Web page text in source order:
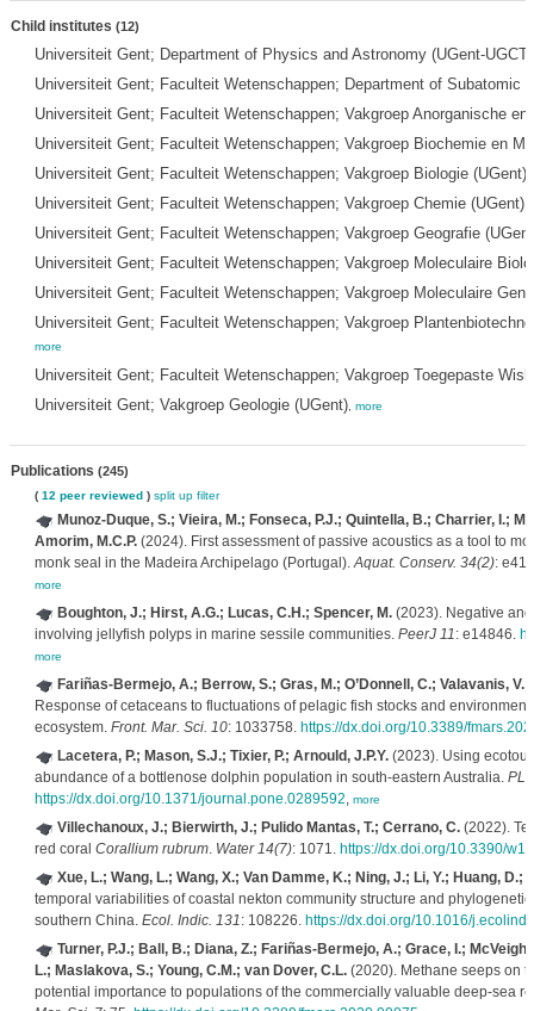
Child institutes (12)
Universiteit Gent; Department of Physics and Astronomy (UGent-UGCT)
Universiteit Gent; Faculteit Wetenschappen; Department of Subatomic
Universiteit Gent; Faculteit Wetenschappen; Vakgroep Anorganische
Universiteit Gent; Faculteit Wetenschappen; Vakgroep Biochemie en
Universiteit Gent; Faculteit Wetenschappen; Vakgroep Biologie (UGent)
Universiteit Gent; Faculteit Wetenschappen; Vakgroep Chemie (UGent),
Universiteit Gent; Faculteit Wetenschappen; Vakgroep Geografie
Universiteit Gent; Faculteit Wetenschappen; Vakgroep Moleculaire
Universiteit Gent; Faculteit Wetenschappen; Vakgroep Moleculaire
Universiteit Gent; Faculteit Wetenschappen; Vakgroep
more
Universiteit Gent; Faculteit Wetenschappen; Vakgroep Toegepaste
Universiteit Gent; Vakgroep Geologie (UGent), more
Publications (245)
( 12 peer reviewed) split up filter
Munoz-Duque, S.; Vieira, M.; Fonseca, P.J.; Quintella, B.; Charrier, I.;
Amorim, M.C.P.(2024). First assessment of passive acoustics as a tool to
monk seal in the Madeira Archipelago (Portugal).Aquat. Conserv. 34(2):
more
Boughton, J.; Hirst, A.G.; Lucas, C.H.; Spencer, M.(2023). Negative
involving jellyfish polyps in marine sessile communities. PeerJ 11: e14846.
more
Fariñas-Bermejo, A.; Berrow, S.; Gras, M.; O’Donnell, C.; Valavanis, V.;
Response of cetaceans to fluctuations of pelagic fish stocks and
ecosystem. Front. Mar. Sci. 10: 1033758. https://dx.doi.org/10.3389/
Lacetera, P.; Mason, S.J.; Tixier, P.; Arnould, J.P.Y.(2023). Using
abundance of a bottlenose dolphin population in south-eastern Australia.
https://dx.doi.org/10.1371/journal.pone.0289592, more
Villechanoux, J.; Bierwirth, J.; Pulido Mantas, T.; Cerrano, C.(2022).
red coral Corallium rubrum. Water 14(7): 1071. https://dx.doi.org/10.3390/
Xue, L.; Wang, L.; Wang, X.; Van Damme, K.; Ning, J.; Li, Y.; Huang, D.;
temporal variabilities of coastal nekton community structure and
southern China. Ecol. Indic. 131: 108226. https://dx.doi.org/10.1016/
Turner, P.J.; Ball, B.; Diana, Z.; Fariñas-Bermejo, A.; Grace, I.;
L.; Maslakova, S.; Young, C.M.; van Dover, C.L.(2020). Methane seeps on
potential importance to populations of the commercially valuable deep-sea